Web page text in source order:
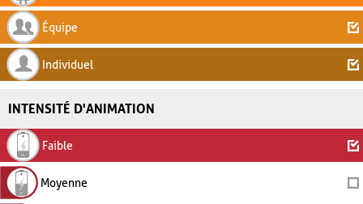
Équipe
Individuel
INTENSITÉ D'ANIMATION
Faible
Moyenne